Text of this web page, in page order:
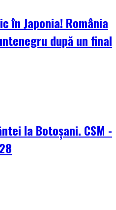
în Japonia! România
după un final
la Botoșani. CSM -